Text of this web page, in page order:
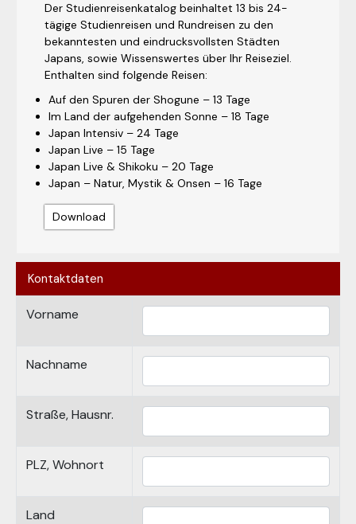
Der Studienreisenkatalog beinhaltet 13 bis 24-
tägige Studienreisen und Rundreisen zu den
bekanntesten und eindrucksvollsten Städten
Japans, sowie Wissenswertes über Ihr Reiseziel.
Enthalten sind folgende Reisen:
Auf den Spuren der Shogune – 13 Tage
Im Land der aufgehenden Sonne – 18 Tage
Japan Intensiv – 24 Tage
Japan Live – 15 Tage
Japan Live & Shikoku – 20 Tage
Japan – Natur, Mystik & Onsen – 16 Tage
Download
Kontaktdaten
Vorname
Nachname
Straße, Hausnr.
PLZ, Wohnort
Land